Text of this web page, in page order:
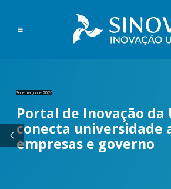
Portal de Inovação da
conecta universidade
empresas e governo
9 de março de 2026